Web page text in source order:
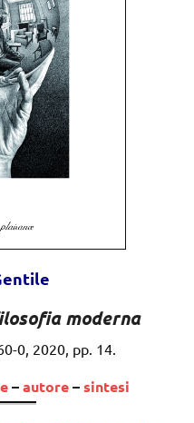
moderna
0, 2020, pp. 14.
–autore–sintesi